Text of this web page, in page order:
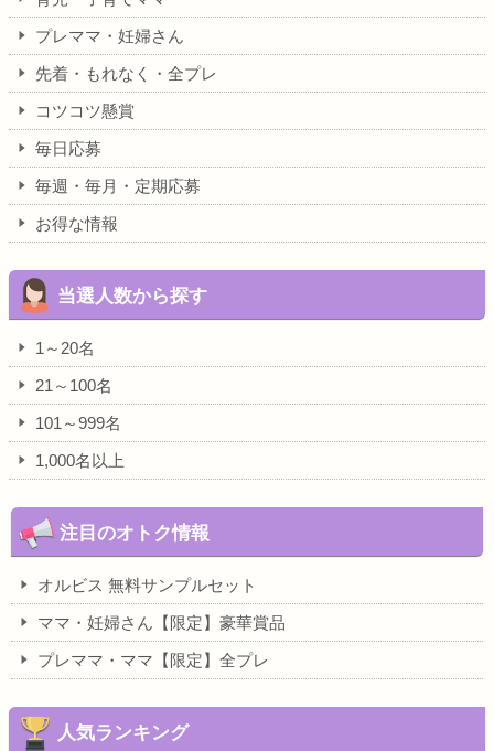
プレママ・妊婦さん
先着・もれなく・全プレ
コツコツ懸賞
毎日応募
毎週・毎月・定期応募
お得な情報
当選人数から探す
1～20名
21～100名
101～999名
1,000名以上
注目のオトク情報
オルビス 無料サンプルセット
ママ・妊婦さん【限定】豪華賞品
プレママ・ママ【限定】全プレ
人気ランキング